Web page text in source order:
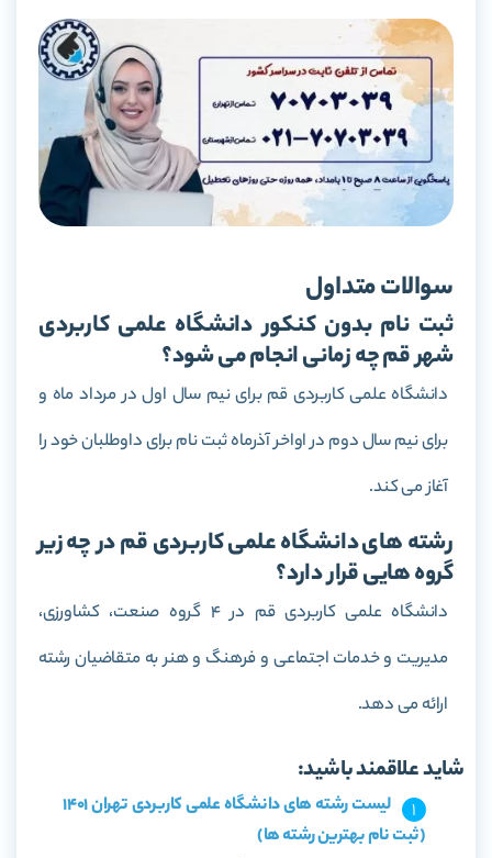
سوالات متداول
ثبت نام بدون کنکور دانشگاه علمی کاربردی
شهر قم چه زمانی انجام می شود؟
دانشگاه علمی کاربردی قم برای نیم سال اول در مرداد ماه و
برای نیم سال دوم در اواخر آذرماه ثبت نام برای داوطلبان خود را
آغاز می کند.
رشته های دانشگاه علمی کاربردی قم در چه زیر
گروه هایی قرار دارد؟
دانشگاه علمی کاربردی قم در 4 گروه صنعت، کشاورزی،
مدیریت و خدمات اجتماعی و فرهنگ و هنر به متقاضیان رشته
ارائه می دهد.
شاید علاقمند باشید:
لیست رشته های دانشگاه علمی کاربردی تهران 1401
(ثبت نام بهترین رشته ها)